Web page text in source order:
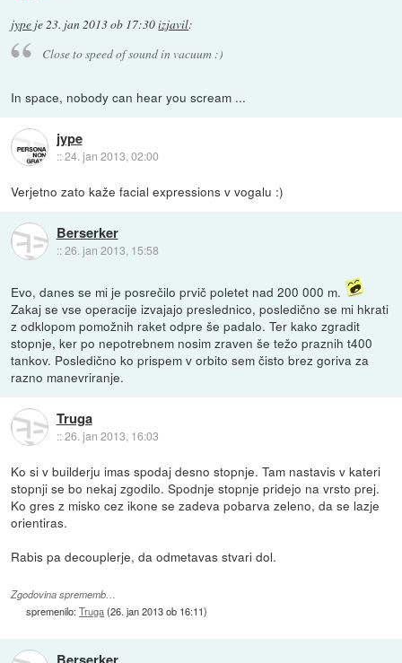
jype je23. jan 2013 ob 17:30izjavil:
Close to speed of sound in vacuum :)
In space, nobody can hear you scream ...
jype
::24. jan 2013, 02:00
Verjetno zato kaže facial expressions v vogalu :)
Berserker
::26. jan 2013, 15:58
Evo, danes se mi je posrečilo prvič poletet nad 200 000 m.
Zakaj se vse operacije izvajajo preslednico, posledično se mi hkrati
z odklopom pomožnih raket odpre še padalo. Ter kako zgradit
stopnje, ker po nepotrebnem nosim zraven še težo praznih t400
tankov. Posledično ko prispem v orbito sem čisto brez goriva za
razno manevriranje.
Truga
::26. jan 2013, 16:03
Ko si v builderju imas spodaj desno stopnje. Tam nastavis v kateri
stopnji se bo nekaj zgodilo. Spodnje stopnje pridejo na vrsto prej.
Ko gres z misko cez ikone se zadeva pobarva zeleno, da se lazje
orientiras.
Rabis pa decouplerje, da odmetavas stvari dol.
Zgodovina sprememb…
spremenilo:Truga(26. jan 2013 ob 16:11)